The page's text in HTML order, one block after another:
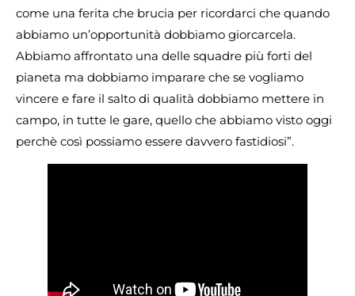
come una ferita che brucia per ricordarci che quando
abbiamo un’opportunità dobbiamo giorcarcela.
Abbiamo affrontato una delle squadre più forti del
pianeta ma dobbiamo imparare che se vogliamo
vincere e fare il salto di qualità dobbiamo mettere in
campo, in tutte le gare, quello che abbiamo visto oggi
perchè così possiamo essere davvero fastidiosi”.